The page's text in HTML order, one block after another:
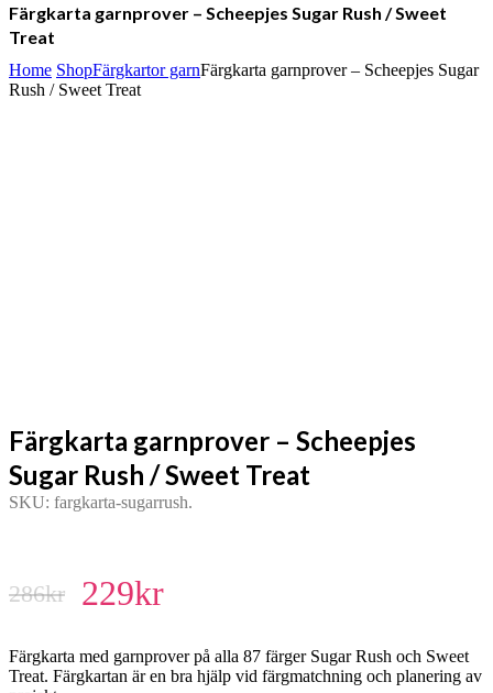
Färgkarta garnprover – Scheepjes Sugar Rush / Sweet
Treat
Home ShopFärgkartor garnFärgkarta garnprover – Scheepjes Sugar
Rush / Sweet Treat
Färgkarta garnprover – Scheepjes
Sugar Rush / Sweet Treat
SKU: fargkarta-sugarrush.
286kr 229kr
Färgkarta med garnprover på alla 87 färger Sugar Rush och Sweet
Treat. Färgkartan är en bra hjälp vid färgmatchning och planering av